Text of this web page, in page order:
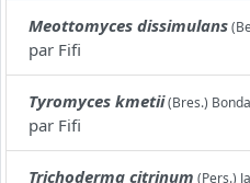
Meottomyces dissimulans
par Fifi
Tyromyces kmetii(Bres.)
par Fifi
Trichoderma citrinum (Pers.)